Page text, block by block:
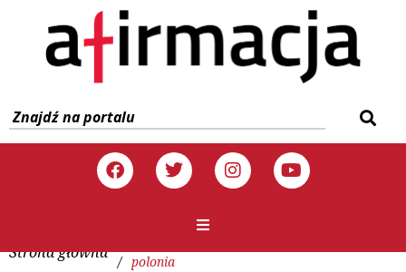
Strona główna / polonia